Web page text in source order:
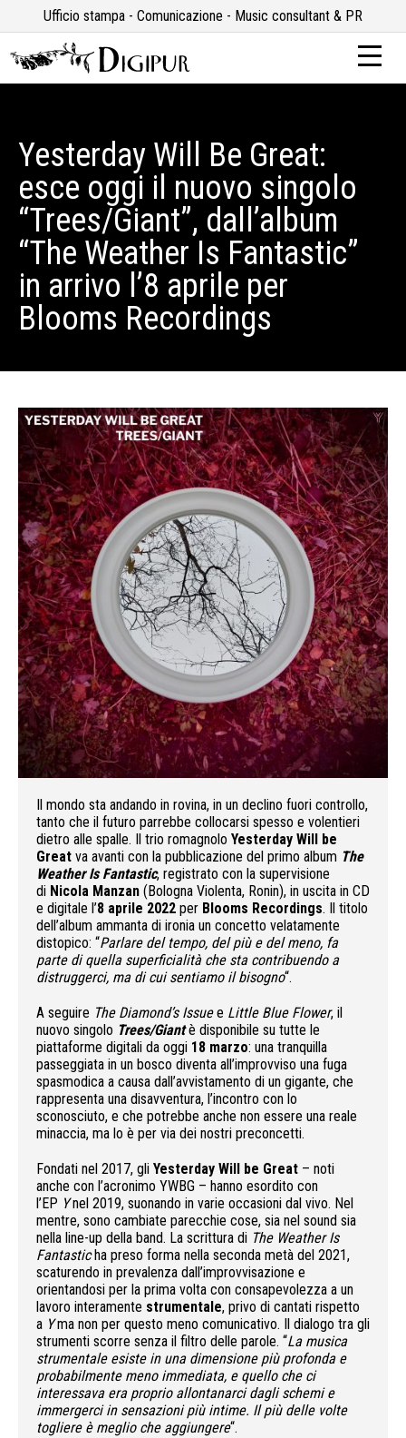
Ufficio stampa - Comunicazione - Music consultant & PR
Yesterday Will Be Great:
esce oggi il nuovo singolo
“Trees/Giant”, dall’album
“The Weather Is Fantastic”
in arrivo l’8 aprile per
Blooms Recordings
Il mondo sta andando in rovina, in un declino fuori controllo,
tanto che il futuro parrebbe collocarsi spesso e volentieri
dietro alle spalle. Il trio romagnolo Yesterday Will be
Great va avanti con la pubblicazione del primo album The
Weather Is Fantastic, registrato con la supervisione
di Nicola Manzan (Bologna Violenta, Ronin), in uscita in CD
e digitale l’8 aprile 2022 per Blooms Recordings. Il titolo
dell’album ammanta di ironia un concetto velatamente
distopico: “Parlare del tempo, del più e del meno, fa
parte di quella superficialità che sta contribuendo a
distruggerci, ma di cui sentiamo il bisogno“.
A seguire The Diamond’s Issuee Little Blue Flower, il
nuovo singolo Trees/Giantè disponibile su tutte le
piattaforme digitali da oggi 18 marzo: una tranquilla
passeggiata in un bosco diventa all’improvviso una fuga
spasmodica a causa dall’avvistamento di un gigante, che
rappresenta una disavventura, l’incontro con lo
sconosciuto, e che potrebbe anche non essere una reale
minaccia, ma lo è per via dei nostri preconcetti.
Fondati nel 2017, gli Yesterday Will be Great – noti
anche con l’acronimo YWBG – hanno esordito con
l’EP Ynel 2019, suonando in varie occasioni dal vivo. Nel
mentre, sono cambiate parecchie cose, sia nel sound sia
nella line-up della band. La scrittura di The Weather Is
Fantasticha preso forma nella seconda metà del 2021,
scaturendo in prevalenza dall’improvvisazione e
orientandosi per la prima volta con consapevolezza a un
lavoro interamente strumentale, privo di cantati rispetto
a Yma non per questo meno comunicativo. Il dialogo tra gli
strumenti scorre senza il filtro delle parole. “La musica
strumentale esiste in una dimensione più profonda e
probabilmente meno immediata, e quello che ci
interessava era proprio allontanarci dagli schemi e
immergerci in sensazioni più intime. Il più delle volte
togliere è meglio che aggiungere“.